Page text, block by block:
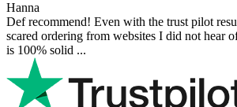
Hanna
Def recommend! Even with the trust pilot
scared ordering from websites I did not hear
is 100% solid ...